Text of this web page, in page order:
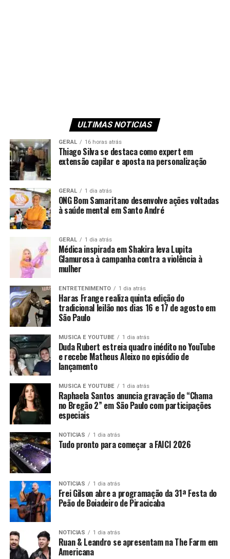
ULTIMAS NOTICIAS
GERAL 16 horas atrás
Thiago Silva se destaca como expert em
extensão capilar e aposta na personalização
GERAL 1 dia atrás
ONG Bom Samaritano desenvolve ações voltadas
à saúde mental em Santo André
GERAL 1 dia atrás
Médica inspirada em Shakira leva Lupita
Glamurosa à campanha contra a violência à
mulher
ENTRETENIMENTO 1 dia atrás
Haras Frange realiza quinta edição do
tradicional leilão nos dias 16 e 17 de agosto em
São Paulo
MUSICA E YOUTUBE 1 dia atrás
Duda Rubert estreia quadro inédito no YouTube
e recebe Matheus Aleixo no episódio de
lançamento
MUSICA E YOUTUBE 1 dia atrás
Raphaela Santos anuncia gravação de “Chama
no Bregão 2” em São Paulo com participações
especiais
NOTICIAS 1 dia atrás
Tudo pronto para começar a FAICI 2026
NOTICIAS 1 dia atrás
Frei Gilson abre a programação da 31ª Festa do
Peão de Boiadeiro de Piracicaba
NOTICIAS 1 dia atrás
Ruan & Leandro se apresentam na The Farm em
Americana